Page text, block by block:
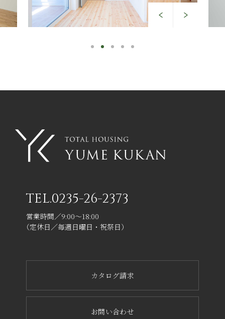
TEL.0235-26-2373
営業時間／9:00～18:00
（定休日／毎週日曜日・祝祭日）
カタログ請求
お問い合わせ